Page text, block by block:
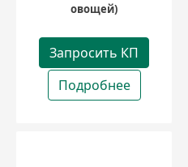
овощей)
Запросить КП
Подробнее